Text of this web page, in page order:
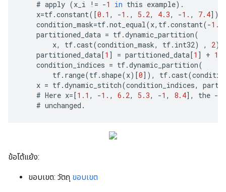
    #
apply (x_i != -1 in this example) .
x=tf.constant([0.1 , -1. , 5.2, 4.3, -1. , 7.4])
condition_mask=tf.not_equal(x, tf.constant(-1.
partitioned_data = tf.dynamic_partition(
x, tf.cast(condition_mask, tf. int32) , 2)
partitioned_data[1 ] = partitioned_data[1 ] + 1.0
condition_indices = tf.dynamic_partition(
tf. range(tf. shape(x)[0]), tf.cast(
x = tf.dynamic_stitch(condition_indices,
    #
Here x=[1.1 , -1. , 6.2, 5.3, -1 , 8.4], the -
    #
unchanged .
ข้อโต้แย้ง:
ขอบเขต: วัตถุ ขอบเขต